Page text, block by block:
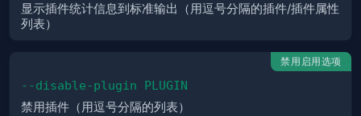
显示插件统计信息到标准输出（用逗号分隔的插件/插件属性
列表）
禁用启用选项
--disable-plugin PLUGIN
禁用插件（用逗号分隔的列表）